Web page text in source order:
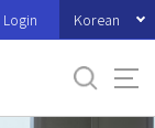
Login Korean